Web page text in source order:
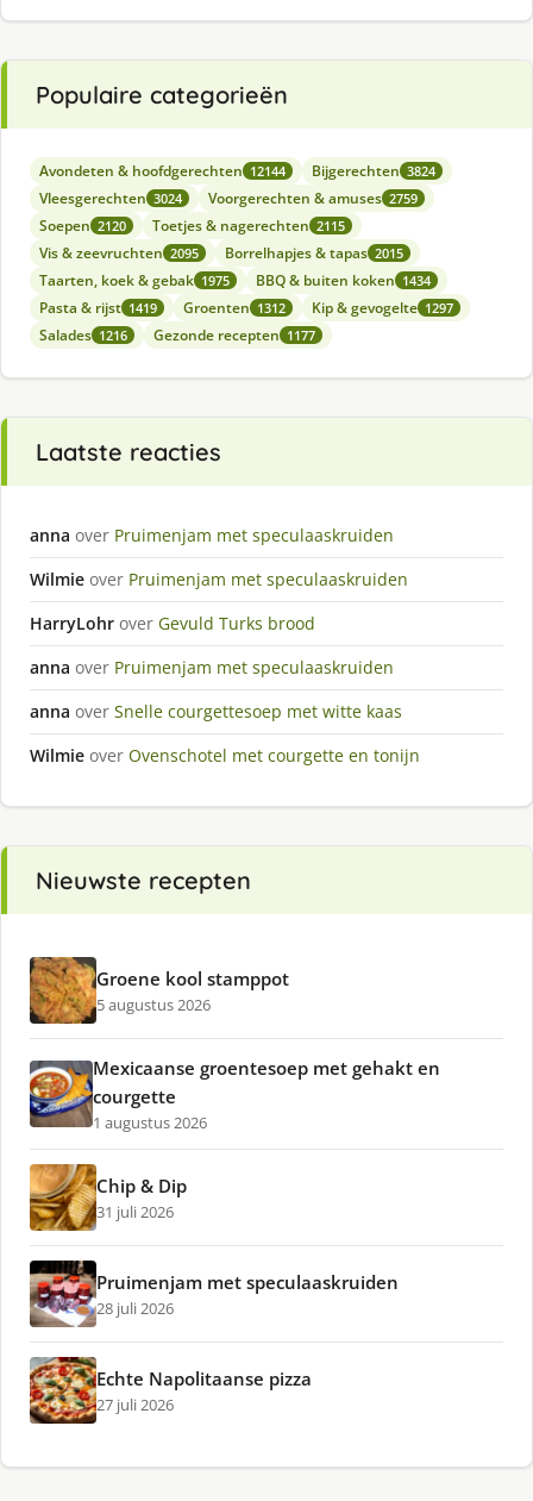
Populaire categorieën
Avondeten & hoofdgerechten 12144 Bijgerechten 3824
Vleesgerechten 3024 Voorgerechten & amuses 2759
Soepen 2120 Toetjes & nagerechten 2115
Vis & zeevruchten 2095 Borrelhapjes & tapas 2015
Taarten, koek & gebak 1975 BBQ & buiten koken 1434
Pasta & rijst 1419 Groenten 1312 Kip & gevogelte 1297
Salades 1216 Gezonde recepten 1177
Laatste reacties
anna over Pruimenjam met speculaaskruiden
Wilmie over Pruimenjam met speculaaskruiden
HarryLohr over Gevuld Turks brood
anna over Pruimenjam met speculaaskruiden
anna over Snelle courgettesoep met witte kaas
Wilmie over Ovenschotel met courgette en tonijn
Nieuwste recepten
Groene kool stamppot
5 augustus 2026
Mexicaanse groentesoep met gehakt en
courgette
1 augustus 2026
Chip & Dip
31 juli 2026
Pruimenjam met speculaaskruiden
28 juli 2026
Echte Napolitaanse pizza
27 juli 2026